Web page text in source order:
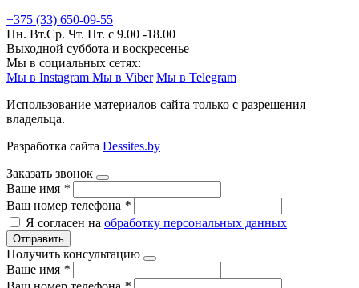
+375 (33) 650-09-55
Пн. Вт.Ср. Чт. Пт. с 9.00 -18.00
Выходной суббота и воскресенье
Мы в социальных сетях:
Мы в Instagram Мы в Viber Мы в Telegram
Использование материалов сайта только с разрешения
владельца.
Разработка сайта Dessites.by
Заказать звонок
Ваше имя *
Ваш номер телефона *
Я согласен на обработку персональных данных
Отправить
Получить консультацию
Ваше имя *